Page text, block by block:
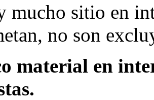
mucho sitio en
no son
material en